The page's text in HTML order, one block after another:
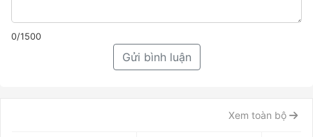
0/1500
Gửi bình luận
Xem toàn bộ